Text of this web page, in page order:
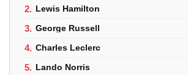
2. Lewis Hamilton
3. George Russell
4. Charles Leclerc
5. Lando Norris